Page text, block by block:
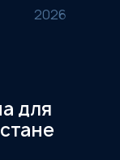
для
2026